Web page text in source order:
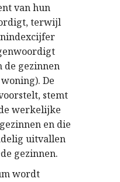
van hun
terwijl
de gezinnen
De
stemt
werkelijke
en die
uitvallen
gezinnen.
wordt